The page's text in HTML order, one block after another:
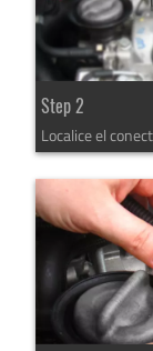
Step 2
Localice el